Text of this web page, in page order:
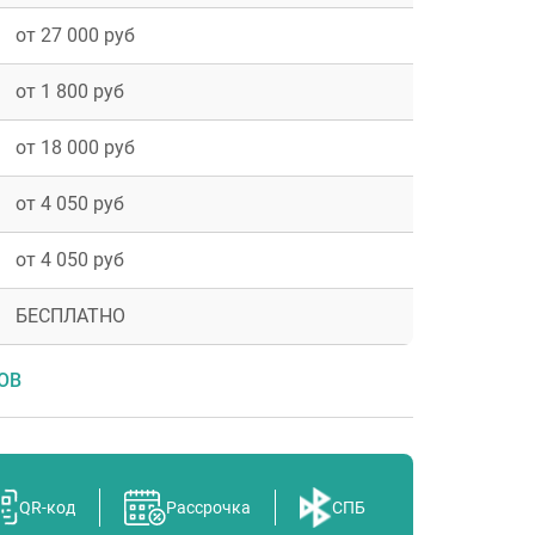
от 27 000 руб
от 1 800 руб
от 18 000 руб
от 4 050 руб
от 4 050 руб
БЕСПЛАТНО
QR-код Рассрочка СПБ